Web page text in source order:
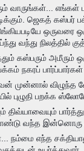
வாருங்கள்... எங்கள்
ஜெகத் கஸ்பர்
வந்து நிலத்தில்
கஸ்பரும் அமீரும்
நகரப்
விழுந்த வேல்
புழுதி பறக்க
வந்த இன்னொரு
நம்மை எந்த